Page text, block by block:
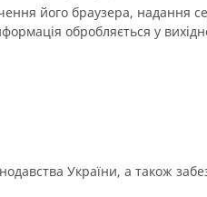
його браузера, надання
обробляється у
України, а також